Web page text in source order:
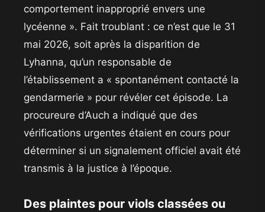
comportement inapproprié envers une
lycéenne ». Fait troublant : ce n’est que le 31
mai 2026, soit après la disparition de
Lyhanna, qu’un responsable de
l’établissement a « spontanément contacté la
gendarmerie » pour révéler cet épisode. La
procureure d’Auch a indiqué que des
vérifications urgentes étaient en cours pour
déterminer si un signalement officiel avait été
transmis à la justice à l’époque.
​Des plaintes pour viols classées ou